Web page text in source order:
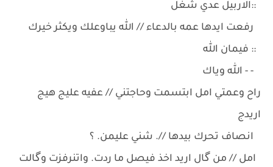
::الاربيل عدي شغل
رفعت ايدها عمه بالدعاء // الله يباوعلك ويكثر خيرك
:: فيمان الله
- - الله وياك
راح وعمتي امل ابتسمت وحاجتني // عفيه عليج هيج
اريدج
انصاف تحرك بيدها //. شني عليمن. ؟
امل // من گال اريد اخذ فيصل ما ردت. واتنرفزت وگالت